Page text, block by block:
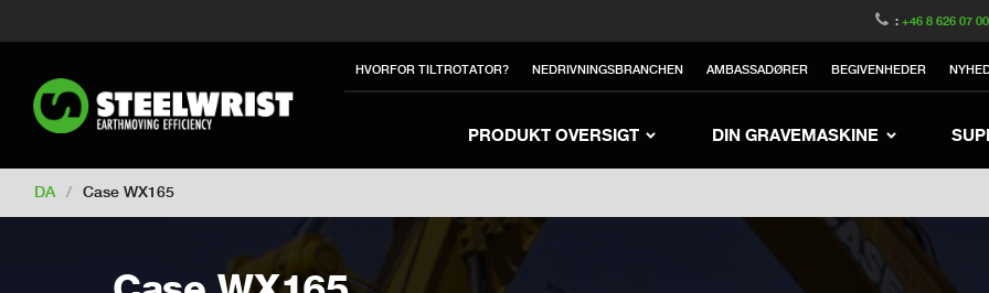
:+46 8 626 07 00
HVORFOR TILTROTATOR? NEDRIVNINGSBRANCHEN AMBASSADØRER BEGIVENHEDER
PRODUKT OVERSIGT DIN GRAVEMASKINE
Switch to Belgium
Switch to International Switch to United Kingdom Switch to Sweden Switch to Poland
Switch to Netherlands Switch to Korea Switch to Japan
Switch to Germany
DA / Case WX165